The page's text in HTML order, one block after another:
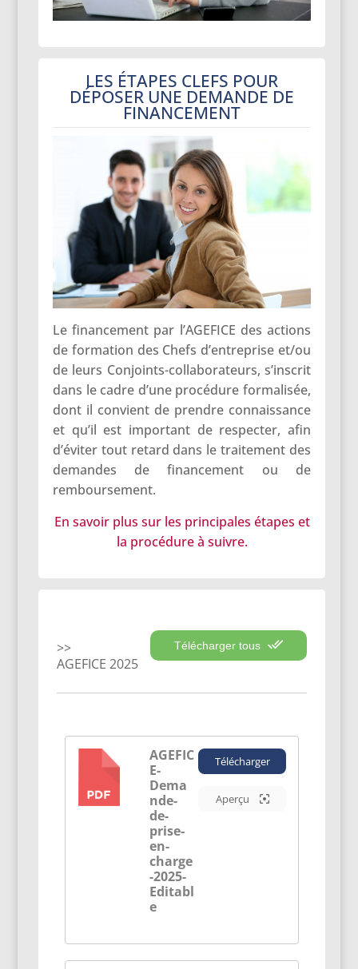
LES ÉTAPES CLEFS POUR
DÉPOSER UNE DEMANDE DE
FINANCEMENT
Le financement par l’AGEFICE des actions
de formation des Chefs d’entreprise et/ou
de leurs Conjoints-collaborateurs, s’inscrit
dans le cadre d’une procédure formalisée,
dont il convient de prendre connaissance
et qu’il est important de respecter, afin
d’éviter tout retard dans le traitement des
demandes de financement ou de
remboursement.
En savoir plus sur les principales étapes et
la procédure à suivre.
Télécharger tous
AGEFICE 2025
AGEFIC
E-
Dema
nde-
de-
prise-
en-
charge
-2025-
Editabl
e
Télécharger
Aperçu